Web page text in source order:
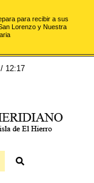
para recibir a sus
Lorenzo y Nuestra
12:17